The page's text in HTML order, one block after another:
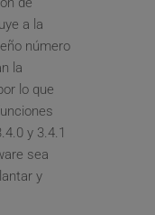
a la
número
la
lo que
y 3.4.1
sea
y